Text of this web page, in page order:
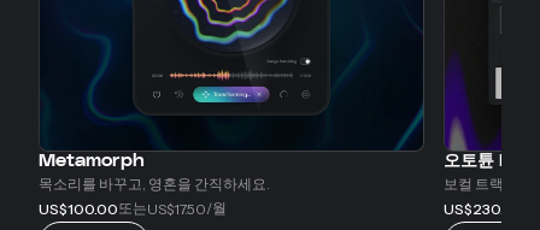
Metamorph
목소리를 바꾸고, 영혼을 간직하세요.
US$100.00또는US$17.50/월
오토튠
보컬 트랙을
US$230.00